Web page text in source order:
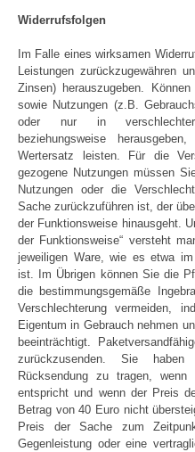
Widerrufsfolgen
Im Falle eines wirksamen
Leistungen zurückzugewähren
Zinsen) herauszugeben.
sowie Nutzungen (z.B.
oder nur in
beziehungsweise
Wertersatz leisten. Für die
gezogene Nutzungen müssen
Nutzungen oder die
Sache zurückzuführen ist, der
der Funktionsweise hinausgeht.
der Funktionsweise“ versteht
jeweiligen Ware, wie es etwa
ist. Im Übrigen können Sie die
die bestimmungsgemäße
Verschlechterung vermeiden,
Eigentum in Gebrauch nehmen
beeinträchtigt.
zurückzusenden. Sie
Rücksendung zu tragen,
entspricht und wenn der Preis
Betrag von 40 Euro nicht
Preis der Sache zum
Gegenleistung oder eine